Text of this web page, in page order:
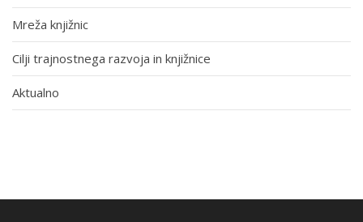
Mreža knjižnic
Cilji trajnostnega razvoja in knjižnice
Aktualno